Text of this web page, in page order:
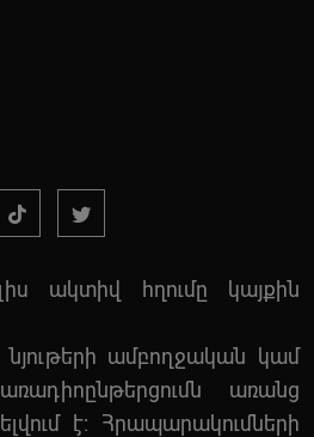
ակտիվ հղումը կայքին
ամբողջական կամ
առանց
է: Հրապարակումների